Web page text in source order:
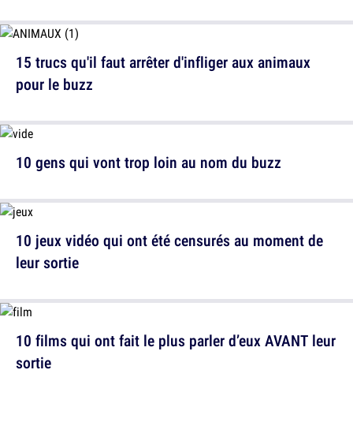
10 gens qui vont trop loin au nom du buzz
10 films qui ont fait le plus parler d’eux AVANT leur
sortie
15 trucs qu'il faut arrêter d'infliger aux animaux
pour le buzz
10 jeux vidéo qui ont été censurés au moment de
leur sortie